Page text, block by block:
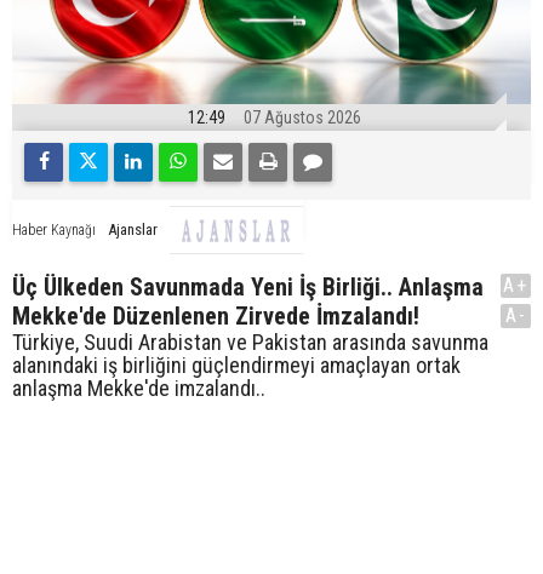
12:49 07 Ağustos 2026
Haber Kaynağı Ajanslar
Üç Ülkeden Savunmada Yeni İş Birliği.. Anlaşma
Mekke'de Düzenlenen Zirvede İmzalandı!
Türkiye, Suudi Arabistan ve Pakistan arasında savunma
alanındaki iş birliğini güçlendirmeyi amaçlayan ortak
anlaşma Mekke'de imzalandı..
A+
A-